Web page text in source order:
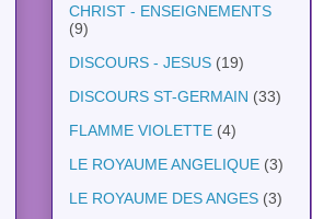
CHRIST - ENSEIGNEMENTS
(9)
DISCOURS - JESUS (19)
DISCOURS ST-GERMAIN (33)
FLAMME VIOLETTE (4)
LE ROYAUME ANGELIQUE (3)
LE ROYAUME DES ANGES (3)